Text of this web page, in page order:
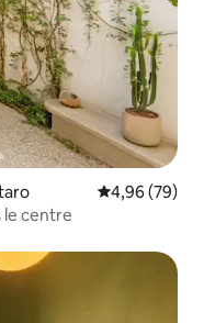
Évaluation
4,96 (79)
le centre